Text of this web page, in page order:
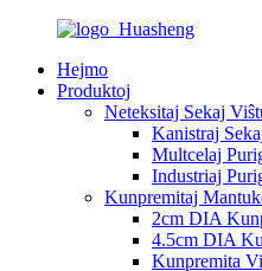
Hejmo
Produktoj
Neteksitaj Sekaj
Kanistraj
Multcelaj
Industriaj
Kunpremitaj
2cm DIA
4.5cm DIA
Kunpremita